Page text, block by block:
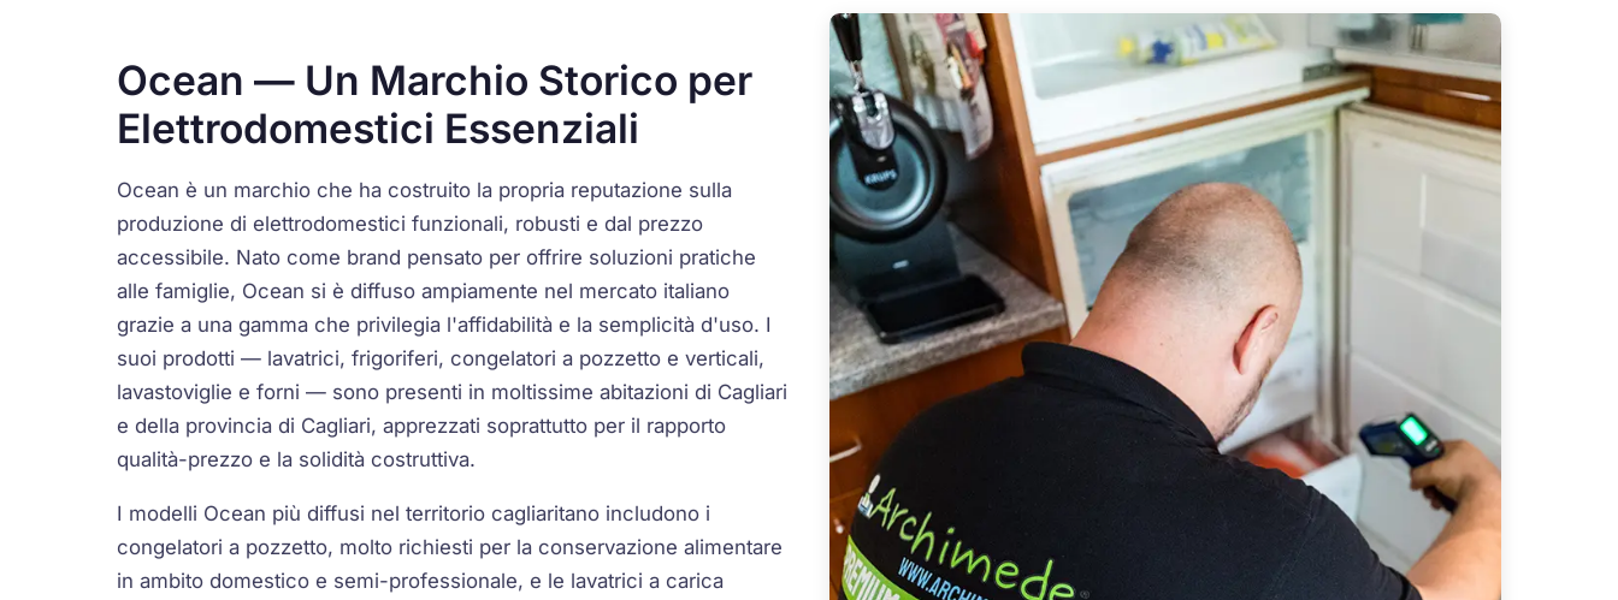
Ocean — Un Marchio Storico per
Elettrodomestici Essenziali
Ocean è un marchio che ha costruito la propria reputazione sulla
produzione di elettrodomestici funzionali, robusti e dal prezzo
accessibile. Nato come brand pensato per offrire soluzioni pratiche
alle famiglie, Ocean si è diffuso ampiamente nel mercato italiano
grazie a una gamma che privilegia l'affidabilità e la semplicità d'uso. I
suoi prodotti — lavatrici, frigoriferi, congelatori a pozzetto e verticali,
lavastoviglie e forni — sono presenti in moltissime abitazioni di Cagliari
e della provincia di Cagliari, apprezzati soprattutto per il rapporto
qualità-prezzo e la solidità costruttiva.
I modelli Ocean più diffusi nel territorio cagliaritano includono i
congelatori a pozzetto, molto richiesti per la conservazione alimentare
in ambito domestico e semi-professionale, e le lavatrici a carica